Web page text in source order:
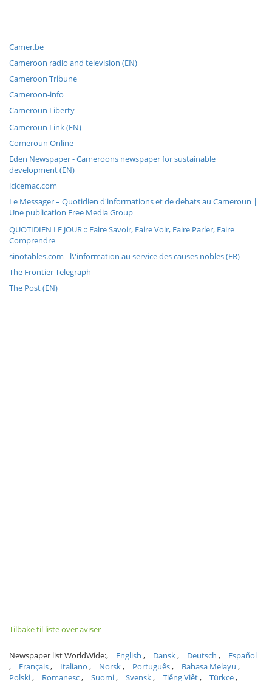
Camer.be
Cameroon radio and television (EN)
Cameroon Tribune
Cameroon-info
Cameroun Liberty
Cameroun Link (EN)
Comeroun Online
Eden Newspaper - Cameroons newspaper for sustainable
development (EN)
icicemac.com
Le Messager – Quotidien d'informations et de debats au Cameroun |
Une publication Free Media Group
QUOTIDIEN LE JOUR :: Faire Savoir, Faire Voir, Faire Parler, Faire
Comprendre
sinotables.com - l\'information au service des causes nobles (FR)
The Frontier Telegraph
The Post (EN)
Tilbake til liste over aviser
Newspaper list WorldWide: English Dansk Deutsch
Español
Français
Italiano Norsk Português
Bahasa Melayu
Polski
Romanesc Suomi Svensk Tiếng Việt Türkçe